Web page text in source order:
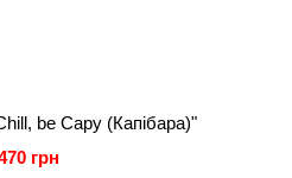
be Capy (Капібара)"
грн